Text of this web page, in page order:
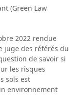
(Green Law
2022 rendue
juge des référés du
de savoir si
les risques
sols est
environnement